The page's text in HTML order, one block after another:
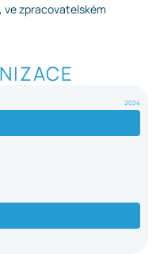
ve zpracovatelském
2024